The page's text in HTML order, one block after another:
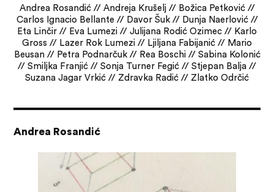
Andrea Rosandić// Andreja Krušelj// Božica Petković//
Carlos Ignacio Bellante // Davor Šuk// Dunja Naerlović//
Eta Linčir // Eva Lumezi // Julijana Rodić Ozimec // Karlo
Gross // Lazer Rok Lumezi // Ljiljana Fabijanić // Mario
Beusan// Petra Podnarčuk// Rea Boschi// Sabina Kolonić
// Smiljka Franjić // Sonja Turner Fegić // Stjepan Balja //
Suzana Jagar Vrkić // Zdravka Radić // Zlatko Odrčić
Andrea Rosandić